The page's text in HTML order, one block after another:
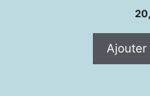
Ajouter